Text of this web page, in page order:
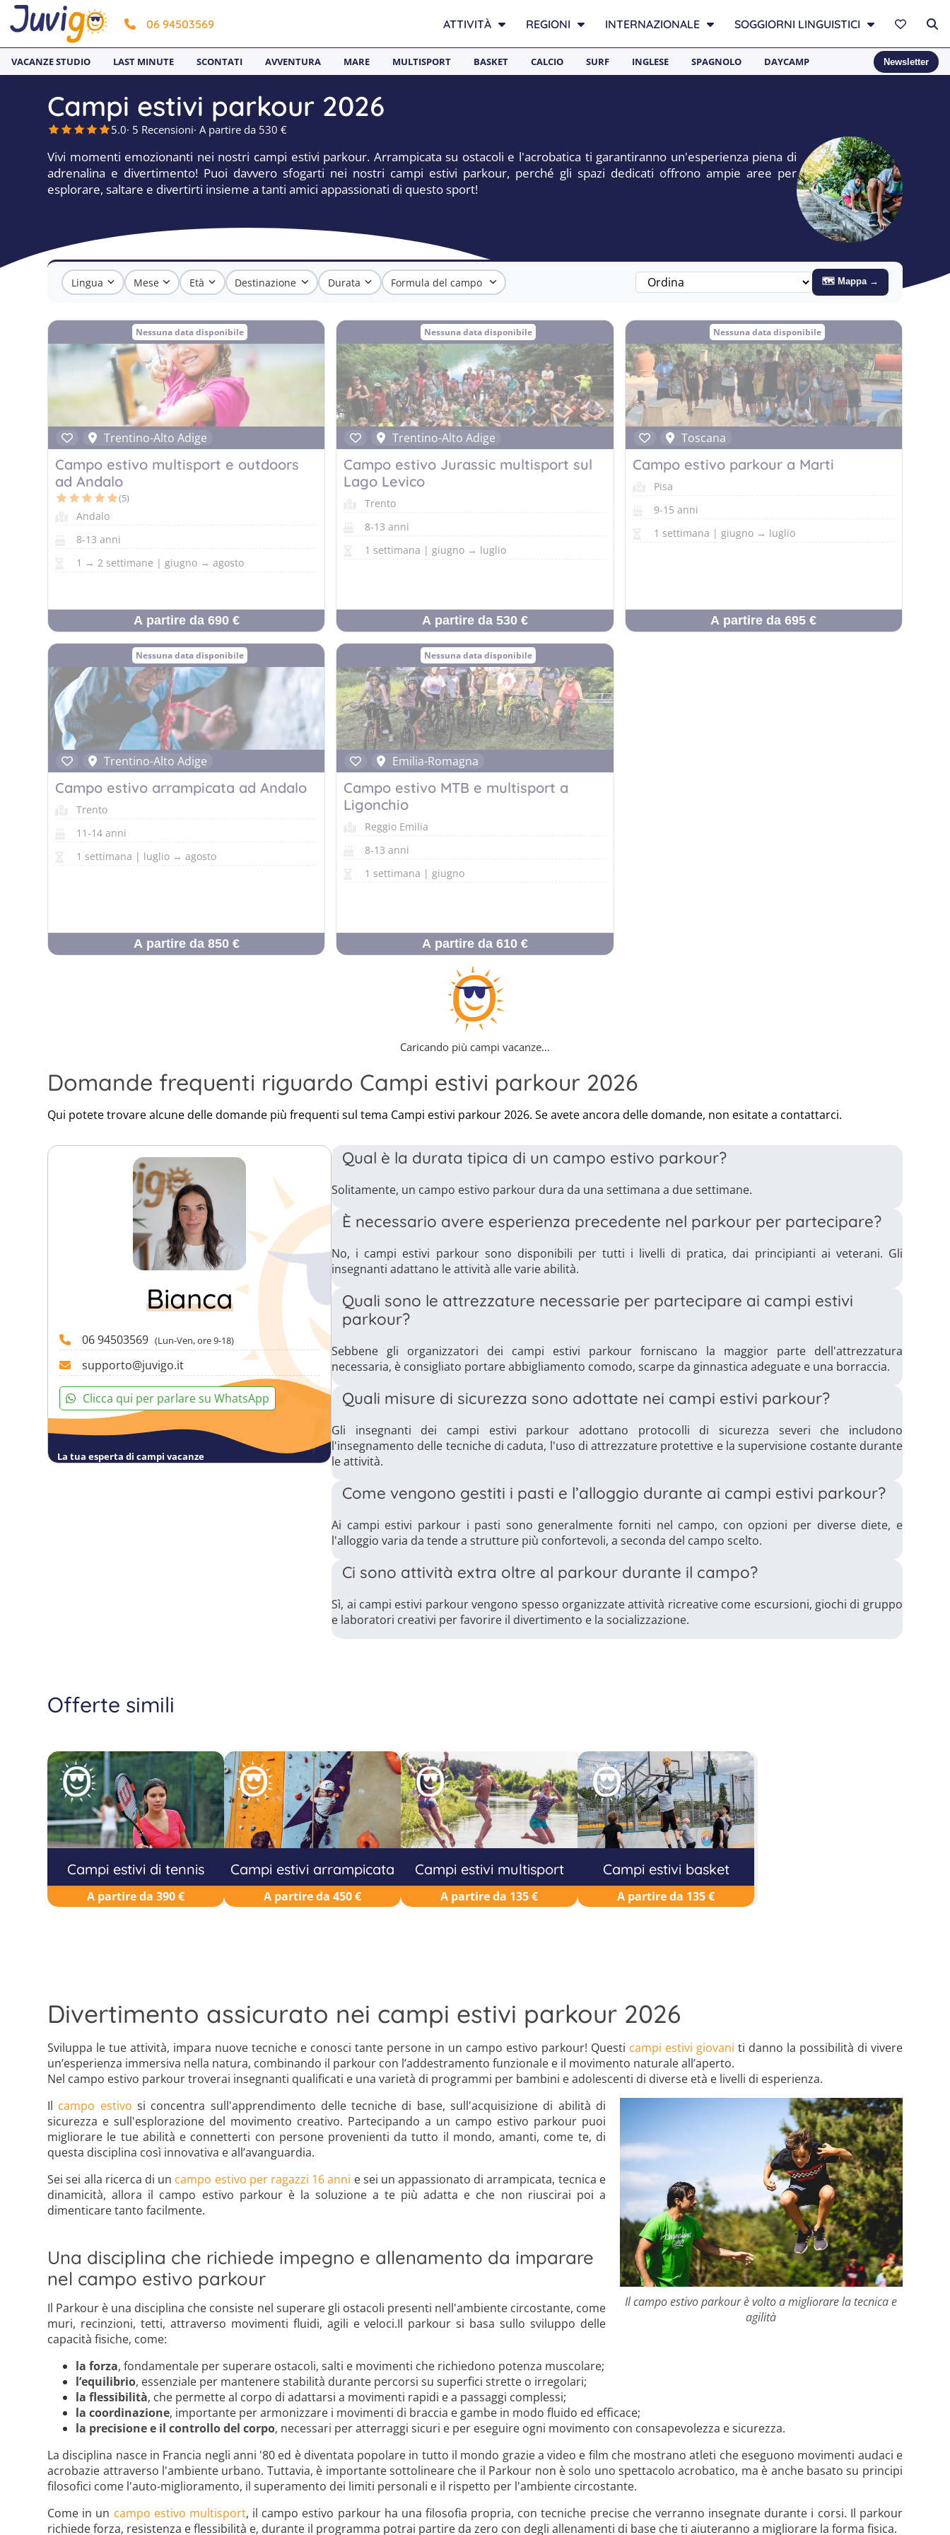
06 94503569 ATTIVITÀ REGIONI INTERNAZIONALE SOGGIORNI LINGUISTICI
VACANZE STUDIO LAST MINUTE SCONTATI AVVENTURA MARE MULTISPORT BASKET CALCIO SURF INGLESE SPAGNOLO DAYCAMP Newsletter
Campi estivi parkour 2026
5.0· 5 Recensioni· A partire da 530 €
Vivi momenti emozionanti nei nostri campi estivi parkour. Arrampicata su ostacoli e l'acrobatica ti garantiranno un'esperienza piena di
adrenalina e divertimento! Puoi davvero sfogarti nei nostri campi estivi parkour, perché gli spazi dedicati offrono ampie aree per
esplorare, saltare e divertirti insieme a tanti amici appassionati di questo sport!
Lingua Mese Età Destinazione Durata Formula del campo 🗺 Mappa →
Nessuna data disponibile
Trentino-Alto Adige
Campo estivo multisport e outdoors
ad Andalo
(5)
Andalo
8-13 anni
1 → 2 settimane | giugno → agosto
A partire da 690 €
Nessuna data disponibile
Trentino-Alto Adige
Campo estivo Jurassic multisport sul
Lago Levico
Trento
8-13 anni
1 settimana | giugno → luglio
A partire da 530 €
Nessuna data disponibile
Toscana
Campo estivo parkour a Marti
Pisa
9-15 anni
1 settimana | giugno → luglio
A partire da 695 €
Nessuna data disponibile
Trentino-Alto Adige
Campo estivo arrampicata ad Andalo
Trento
11-14 anni
1 settimana | luglio → agosto
A partire da 850 €
Nessuna data disponibile
Emilia-Romagna
Campo estivo MTB e multisport a
Ligonchio
Reggio Emilia
8-13 anni
1 settimana | giugno
A partire da 610 €
Caricando più campi vacanze…
Domande frequenti riguardo Campi estivi parkour 2026
Qui potete trovare alcune delle domande più frequenti sul tema Campi estivi parkour 2026. Se avete ancora delle domande, non esitate a contattarci.
Bianca
06 94503569 (Lun-Ven, ore 9-18)
supporto@juvigo.it
Clicca qui per parlare su WhatsApp
La tua esperta di campi vacanze
Qual è la durata tipica di un campo estivo parkour?
Solitamente, un campo estivo parkour dura da una settimana a due settimane.
È necessario avere esperienza precedente nel parkour per partecipare?
No, i campi estivi parkour sono disponibili per tutti i livelli di pratica, dai principianti ai veterani. Gli
insegnanti adattano le attività alle varie abilità.
Quali sono le attrezzature necessarie per partecipare ai campi estivi
parkour?
Sebbene gli organizzatori dei campi estivi parkour forniscano la maggior parte dell'attrezzatura
necessaria, è consigliato portare abbigliamento comodo, scarpe da ginnastica adeguate e una borraccia.
Quali misure di sicurezza sono adottate nei campi estivi parkour?
Gli insegnanti dei campi estivi parkour adottano protocolli di sicurezza severi che includono
l'insegnamento delle tecniche di caduta, l'uso di attrezzature protettive e la supervisione costante durante
le attività.
Come vengono gestiti i pasti e l’alloggio durante ai campi estivi parkour?
Ai campi estivi parkour i pasti sono generalmente forniti nel campo, con opzioni per diverse diete, e
l'alloggio varia da tende a strutture più confortevoli, a seconda del campo scelto.
Ci sono attività extra oltre al parkour durante il campo?
Sì, ai campi estivi parkour vengono spesso organizzate attività ricreative come escursioni, giochi di gruppo
e laboratori creativi per favorire il divertimento e la socializzazione.
Offerte simili
Campi estivi di tennis
A partire da 390 €
Campi estivi arrampicata
A partire da 450 €
Campi estivi multisport
A partire da 135 €
Campi estivi basket
A partire da 135 €
Divertimento assicurato nei campi estivi parkour 2026
Sviluppa le tue attività, impara nuove tecniche e conosci tante persone in un campo estivo parkour! Questi campi estivi giovani ti danno la possibilità di vivere
un’esperienza immersiva nella natura, combinando il parkour con l’addestramento funzionale e il movimento naturale all’aperto.
Nel campo estivo parkour troverai insegnanti qualificati e una varietà di programmi per bambini e adolescenti di diverse età e livelli di esperienza.
Il campo estivo parkour è volto a migliorare la tecnica e
agilità
Il campo estivo si concentra sull'apprendimento delle tecniche di base, sull'acquisizione di abilità di
sicurezza e sull'esplorazione del movimento creativo. Partecipando a un campo estivo parkour puoi
migliorare le tue abilità e connetterti con persone provenienti da tutto il mondo, amanti, come te, di
questa disciplina così innovativa e all’avanguardia.
Sei sei alla ricerca di un campo estivo per ragazzi 16 anni e sei un appassionato di arrampicata, tecnica e
dinamicità, allora il campo estivo parkour è la soluzione a te più adatta e che non riuscirai poi a
dimenticare tanto facilmente.
Una disciplina che richiede impegno e allenamento da imparare
nel campo estivo parkour
Il Parkour è una disciplina che consiste nel superare gli ostacoli presenti nell'ambiente circostante, come
muri, recinzioni, tetti, attraverso movimenti fluidi, agili e veloci.Il parkour si basa sullo sviluppo delle
capacità fisiche, come:
la forza, fondamentale per superare ostacoli, salti e movimenti che richiedono potenza muscolare;
l’equilibrio, essenziale per mantenere stabilità durante percorsi su superfici strette o irregolari;
la flessibilità, che permette al corpo di adattarsi a movimenti rapidi e a passaggi complessi;
la coordinazione, importante per armonizzare i movimenti di braccia e gambe in modo fluido ed efficace;
la precisione e il controllo del corpo, necessari per atterraggi sicuri e per eseguire ogni movimento con consapevolezza e sicurezza.
La disciplina nasce in Francia negli anni '80 ed è diventata popolare in tutto il mondo grazie a video e film che mostrano atleti che eseguono movimenti audaci e
acrobazie attraverso l'ambiente urbano. Tuttavia, è importante sottolineare che il Parkour non è solo uno spettacolo acrobatico, ma è anche basato su principi
filosofici come l'auto-miglioramento, il superamento dei limiti personali e il rispetto per l'ambiente circostante.
Come in un campo estivo multisport, il campo estivo parkour ha una filosofia propria, con tecniche precise che verranno insegnate durante i corsi. Il parkour
richiede forza, resistenza e flessibilità e, durante il programma potrai partire da zero con degli allenamenti di base che ti aiuteranno a migliorare la forma fisica.